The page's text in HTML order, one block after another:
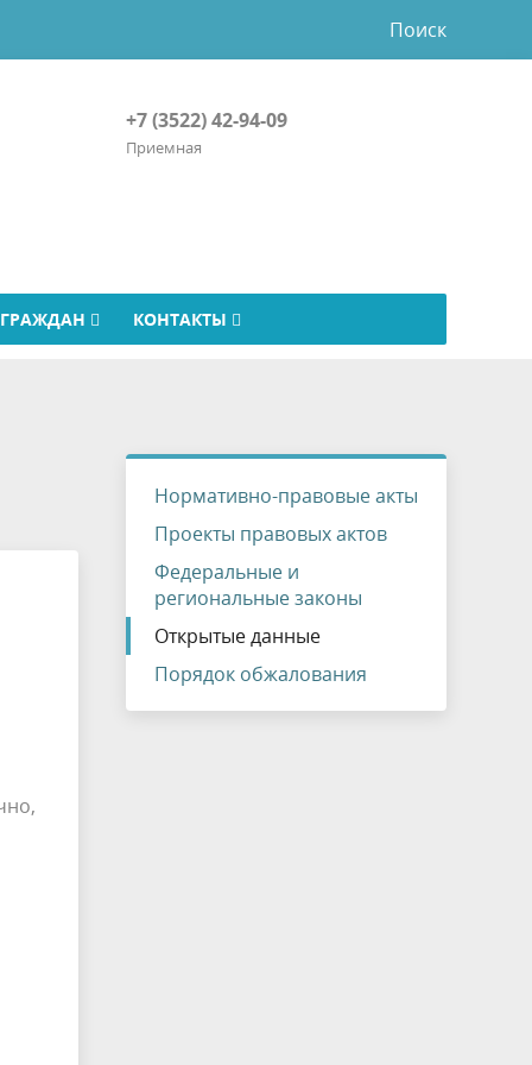
Поиск
+7 (3522) 42-94-09
Приемная
КОНТАКТЫ
Нормативно-правовые акты
Проекты правовых актов
Федеральные и
региональные законы
Открытые данные
Порядок обжалования